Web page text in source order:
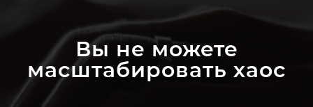
Вы не можете
масштабировать хаос